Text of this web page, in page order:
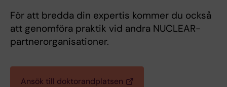
För att bredda din expertis kommer du också
att genomföra praktik vid andra NUCLEAR-
partnerorganisationer.
Ansök till doktorandplatsen